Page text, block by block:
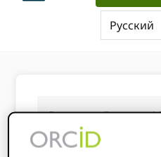
Вы здесь:Главная/